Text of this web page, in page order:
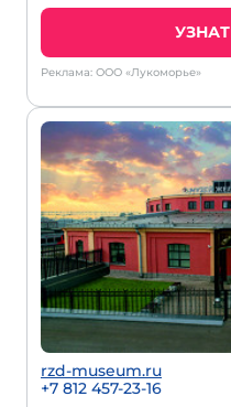
Реклама: ООО «Лукоморье»
rzd-museum.ru
+7 812 457-23-16